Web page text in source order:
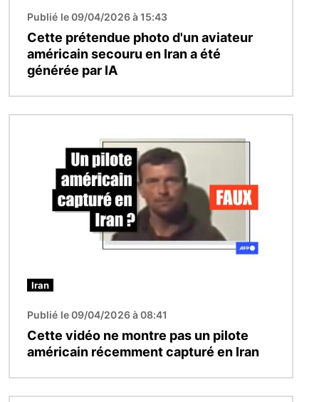
Publié le 09/04/2026 à 15:43
Cette prétendue photo d'un aviateur
américain secouru en Iran a été
générée par IA
Iran
Publié le 09/04/2026 à 08:41
Cette vidéo ne montre pas un pilote
américain récemment capturé en Iran